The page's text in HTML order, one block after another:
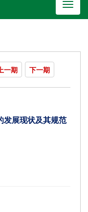
导航
上一期 下一期
发展现状及其规范